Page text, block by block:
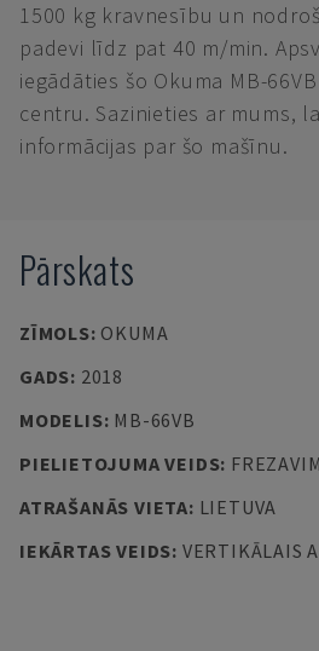
1500 kg kravnesību un
padevi līdz pat 40 m/min.
iegādāties šo Okuma MB-
centru. Sazinieties ar mums,
informācijas par šo mašīnu.
Pārskats
ZĪMOLS: OKUMA
GADS: 2018
MODELIS: MB-66VB
PIELIETOJUMA VEIDS:
ATRAŠANĀS VIETA: LIETUVA
IEKĀRTAS VEIDS: VERTIKĀLAIS